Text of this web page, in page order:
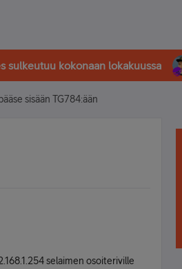
sulkeutuu kokonaan lokakuussa
sisään TG784:ään
selaimen osoiteriville